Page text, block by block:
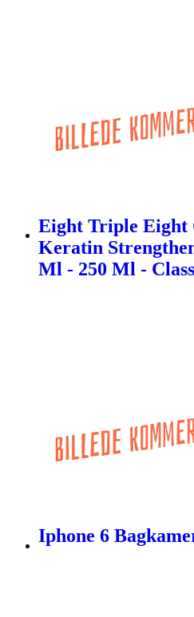
Eight Triple Eight
Keratin
Ml - 250 Ml -
Iphone 6